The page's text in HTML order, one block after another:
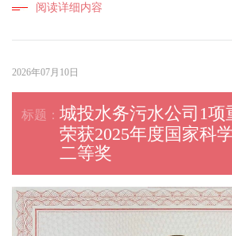
阅读详细内容
2026年07月10日
城投水务污水公司1项
荣获2025年度国家科
二等奖